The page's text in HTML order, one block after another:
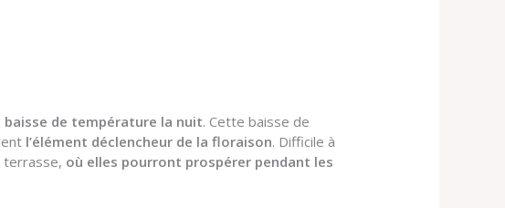
baisse de température la nuit. Cette baisse de
l’élément déclencheur de la floraison. Difficile à
terrasse, où elles pourront prospérer pendant les